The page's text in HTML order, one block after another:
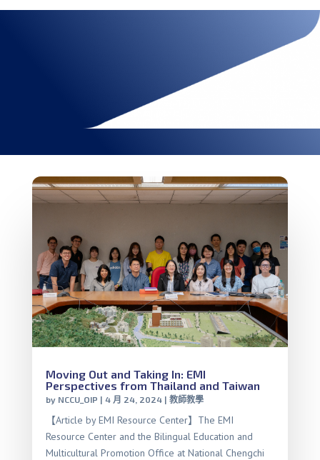
Moving Out and Taking In: EMI
Perspectives from Thailand and Taiwan
by NCCU_OIP | 4 月 24, 2024| 教師教學
【Article by EMI Resource Center】The EMI
Resource Center and the Bilingual Education and
Multicultural Promotion Office at National Chengchi